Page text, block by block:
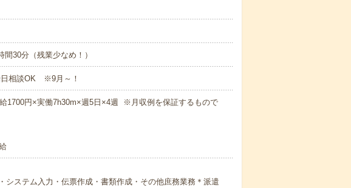
30分（残業少なめ！）
相談OK ※9月～！
1700円×実働7h30m×週5日×4週 ※月収例を保証するもので
システム入力・伝票作成・書類作成・その他庶務業務＊派遣